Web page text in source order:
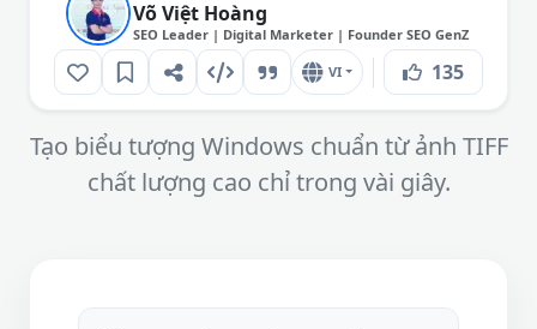
Võ Việt Hoàng
SEO Leader | Digital Marketer | Founder SEO GenZ
VI 135
Tạo biểu tượng Windows chuẩn từ ảnh TIFF
chất lượng cao chỉ trong vài giây.